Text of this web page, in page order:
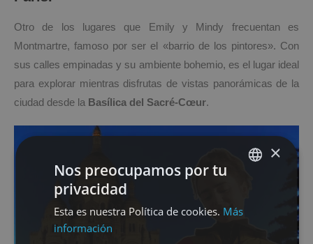
Otro de los lugares que Emily y Mindy frecuentan es
Montmartre, famoso por ser el «barrio de los pintores». Con
sus calles empinadas y su ambiente bohemio, es el lugar ideal
para explorar mientras disfrutas de vistas panorámicas de la
ciudad desde la Basílica del Sacré-Cœur.
ENGLISH
×
Nos preocupamos por tu
privacidad
Esta es nuestra Política de cookies. Más
información